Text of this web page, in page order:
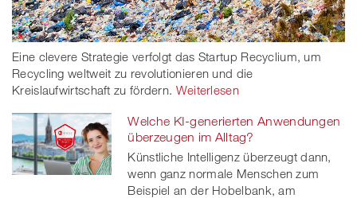
Eine clevere Strategie verfolgt das Startup Recyclium, um
Recycling weltweit zu revolutionieren und die
Kreislaufwirtschaft zu fördern. Weiterlesen
Welche KI-generierten Anwendungen
überzeugen im Alltag?
Künstliche Intelligenz überzeugt dann,
wenn ganz normale Menschen zum
Beispiel an der Hobelbank, am